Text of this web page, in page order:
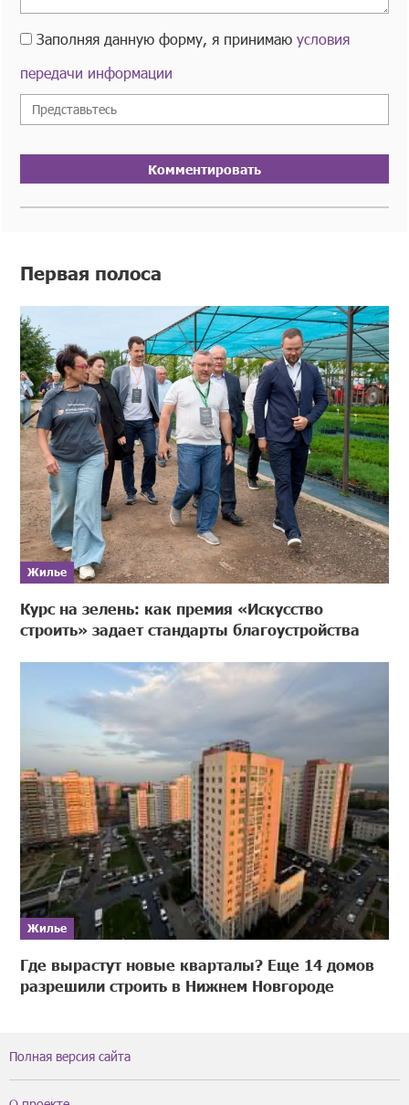
Заполняя данную форму, я принимаюусловия
передачи информации
Комментировать
Первая полоса
Жилье
Курс на зелень: как премия «Искусство
строить» задает стандарты благоустройства
Жилье
Где вырастут новые кварталы? Еще 14 домов
разрешили строить в Нижнем Новгороде
Полная версия сайта